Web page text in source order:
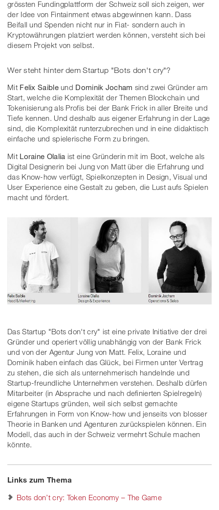
grössten Fundingplattform der Schweiz soll sich zeigen, wer
der Idee von Fintainment etwas abgewinnen kann. Dass
Beifall und Spenden nicht nur in Fiat- sondern auch in
Kryptowährungen platziert werden können, versteht sich bei
diesem Projekt von selbst.
Wer steht hinter dem Startup "Bots don't cry"?
Mit Felix Saibleund Dominik Jocham sind zwei Gründer am
Start, welche die Komplexität der Themen Blockchain und
Tokenisierung als Profis bei der Bank Frick in aller Breite und
Tiefe kennen. Und deshalb aus eigener Erfahrung in der Lage
sind, die Komplexität runterzubrechen und in eine didaktisch
einfache und spielerische Form zu bringen.
Mit Loraine Olalia ist eine Gründerin mit im Boot, welche als
Digital Designerin bei Jung von Matt über die Erfahrung und
das Know-how verfügt, Spielkonzepten in Design, Visual und
User Experience eine Gestalt zu geben, die Lust aufs Spielen
macht und fördert.
Das Startup "Bots don't cry" ist eine private Initiative der drei
Gründer und operiert völlig unabhängig von der Bank Frick
und von der Agentur Jung von Matt. Felix, Loraine und
Dominik haben einfach das Glück, bei Firmen unter Vertrag
zu stehen, die sich als unternehmerisch handelnde und
Startup-freundliche Unternehmen verstehen. Deshalb dürfen
Mitarbeiter (in Absprache und nach definierten Spielregeln)
eigene Startups gründen, weil sich selbst gemachte
Erfahrungen in Form von Know-how und jenseits von blosser
Theorie in Banken und Agenturen zurückspielen können. Ein
Modell, das auch in der Schweiz vermehrt Schule machen
könnte.
Links zum Thema
Bots don’t cry: Token Economy – The Game